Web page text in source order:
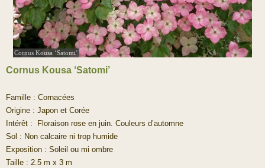
Cornus Kousa ‘Satomi’
Cornus Kousa ‘Satomi’
Famille : Cornacées
Origine : Japon et Corée
Intérêt : Floraison rose en juin. Couleurs d’automne
Sol : Non calcaire ni trop humide
Exposition : Soleil ou mi ombre
Taille : 2.5 m x 3 m